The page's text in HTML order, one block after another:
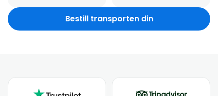
Bestill transporten din